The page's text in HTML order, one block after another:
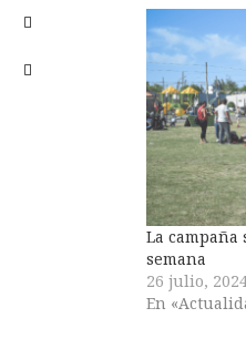
La
semana
26 julio,
En